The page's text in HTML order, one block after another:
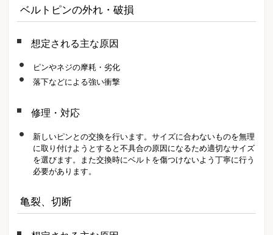
ベルトピンの外れ・破損
想定される主な原因
ピンやネジの摩耗・劣化
落下などによる強い衝撃
修理・対応
新しいピンとの交換を行います。サイズに合わないものを無理
に取り付けようとすると不具合の原因になるため適切なサイズ
を選びます。また交換時にベルトを傷つけないよう丁寧に行う
必要があります。
亀裂、切断